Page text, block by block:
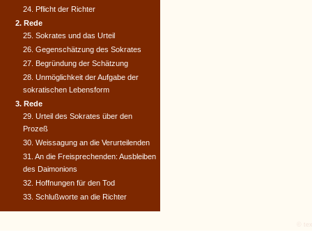
24. Pflicht der Richter
2. Rede
25. Sokrates und das Urteil
26. Gegenschätzung des Sokrates
27. Begründung der Schätzung
28. Unmöglichkeit der Aufgabe der
sokratischen Lebensform
3. Rede
29. Urteil des Sokrates über den
Prozeß
30. Weissagung an die Verurteilenden
31. An die Freisprechenden: Ausbleiben
des Daimonions
32. Hoffnungen für den Tod
33. Schlußworte an die Richter